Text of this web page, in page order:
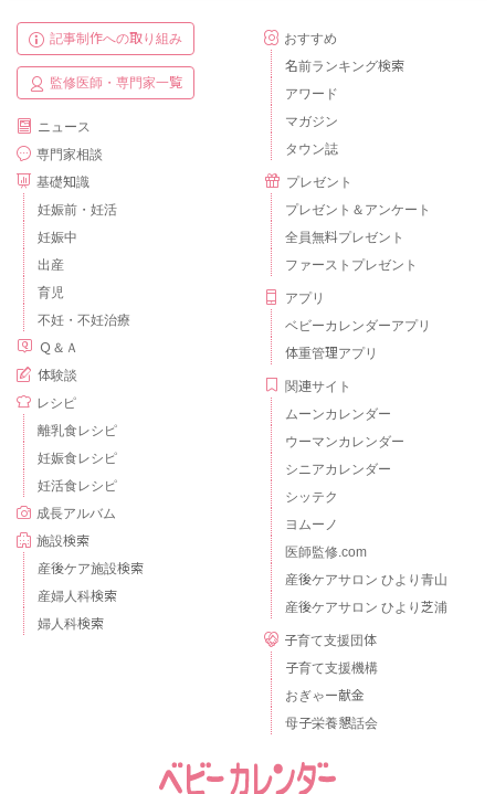
記事制作への取り組み
監修医師・専門家一覧
ニュース
専門家相談
基礎知識
妊娠前・妊活
妊娠中
出産
育児
不妊・不妊治療
Ｑ＆Ａ
体験談
レシピ
離乳食レシピ
妊娠食レシピ
妊活食レシピ
成長アルバム
施設検索
産後ケア施設検索
産婦人科検索
婦人科検索
おすすめ
名前ランキング検索
アワード
マガジン
タウン誌
プレゼント
プレゼント＆アンケート
全員無料プレゼント
ファーストプレゼント
アプリ
ベビーカレンダーアプリ
体重管理アプリ
関連サイト
ムーンカレンダー
ウーマンカレンダー
シニアカレンダー
シッテク
ヨムーノ
医師監修.com
産後ケアサロン ひより青山
産後ケアサロン ひより芝浦
子育て支援団体
子育て支援機構
おぎゃー献金
母子栄養懇話会